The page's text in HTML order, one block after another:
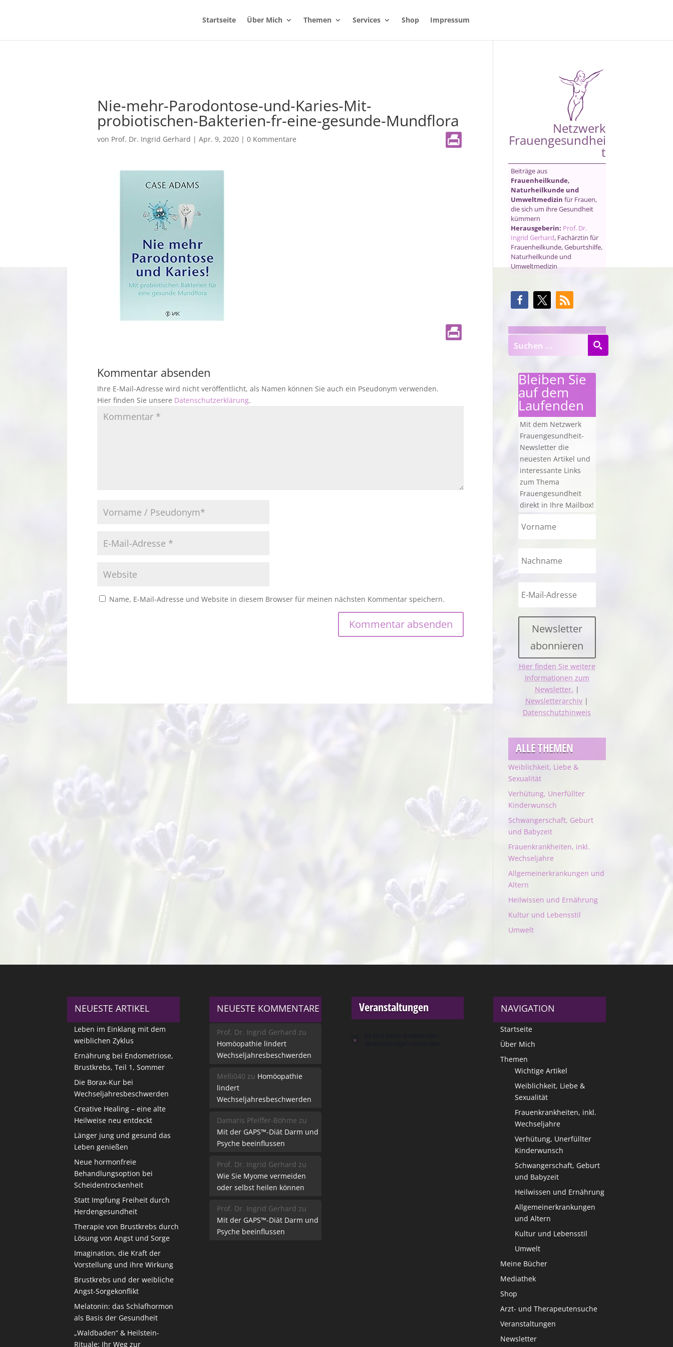
Startseite Über Mich Themen Services Shop Impressum
Nie-mehr-Parodontose-und-Karies-Mit-
probiotischen-Bakterien-fr-eine-gesunde-Mundflora
von Prof. Dr. Ingrid Gerhard | Apr. 9, 2020| 0 Kommentare
Kommentar absenden
Ihre E-Mail-Adresse wird nicht veröffentlicht, als Namen können Sie auch ein Pseudonym verwenden.
Hier finden Sie unsere Datenschutzerklärung.
Name, E-Mail-Adresse und Website in diesem Browser für meinen nächsten Kommentar speichern.
Netzwerk
Frauengesundhei
t
Beiträge aus
Frauenheilkunde,
Naturheilkunde und
Umweltmedizin für Frauen,
die sich um ihre Gesundheit
kümmern
Herausgeberin: Prof. Dr.
Ingrid Gerhard, Fachärztin für
Frauenheilkunde, Geburtshilfe,
Naturheilkunde und
Umweltmedizin
Bleiben Sie
auf dem
Laufenden
Mit dem Netzwerk
Frauengesundheit-
Newsletter die
neuesten Artikel und
interessante Links
zum Thema
Frauengesundheit
direkt in Ihre Mailbox!
Newsletter
abonnieren
Hier finden Sie weitere
Informationen zum
Newsletter. |
Newsletterarchiv |
Datenschutzhinweis
ALLE THEMEN
Weiblichkeit, Liebe &
Sexualität
Verhütung, Unerfüllter
Kinderwunsch
Schwangerschaft, Geburt
und Babyzeit
Frauenkrankheiten, inkl.
Wechseljahre
Allgemeinerkrankungen und
Altern
Heilwissen und Ernährung
Kultur und Lebensstil
Umwelt
NEUESTE ARTIKEL
Leben im Einklang mit dem
weiblichen Zyklus
Ernährung bei Endometriose,
Brustkrebs, Teil 1, Sommer
Die Borax-Kur bei
Wechseljahresbeschwerden
Creative Healing – eine alte
Heilweise neu entdeckt
Länger jung und gesund das
Leben genießen
Neue hormonfreie
Behandlungsoption bei
Scheidentrockenheit
Statt Impfung Freiheit durch
Herdengesundheit
Therapie von Brustkrebs durch
Lösung von Angst und Sorge
Imagination, die Kraft der
Vorstellung und ihre Wirkung
Brustkrebs und der weibliche
Angst-Sorgekonflikt
Melatonin: das Schlafhormon
als Basis der Gesundheit
„Waldbaden“ & Heilstein-
Rituale: Ihr Weg zur
NEUESTE KOMMENTARE
Prof. Dr. Ingrid Gerhard zu
Homöopathie lindert
Wechseljahresbeschwerden
Melli040 zu Homöopathie
lindert
Wechseljahresbeschwerden
Damaris Pfeiffer-Böhme zu
Mit der GAPS™-Diät Darm und
Psyche beeinflussen
Prof. Dr. Ingrid Gerhard zu
Wie Sie Myome vermeiden
oder selbst heilen können
Prof. Dr. Ingrid Gerhard zu
Mit der GAPS™-Diät Darm und
Psyche beeinflussen
Veranstaltungen
Hinweis
NAVIGATION
Startseite
Über Mich
Themen
Wichtige Artikel
Weiblichkeit, Liebe &
Sexualität
Frauenkrankheiten, inkl.
Wechseljahre
Verhütung, Unerfüllter
Kinderwunsch
Schwangerschaft, Geburt
und Babyzeit
Heilwissen und Ernährung
Allgemeinerkrankungen
und Altern
Kultur und Lebensstil
Umwelt
Meine Bücher
Mediathek
Shop
Arzt- und Therapeutensuche
Veranstaltungen
Newsletter